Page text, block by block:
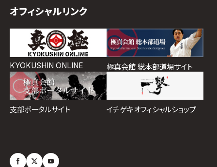
オフィシャルリンク
KYOKUSHIN ONLINE 極真会館 総本部道場サイト
支部ポータルサイト イチゲキオフィシャルショップ